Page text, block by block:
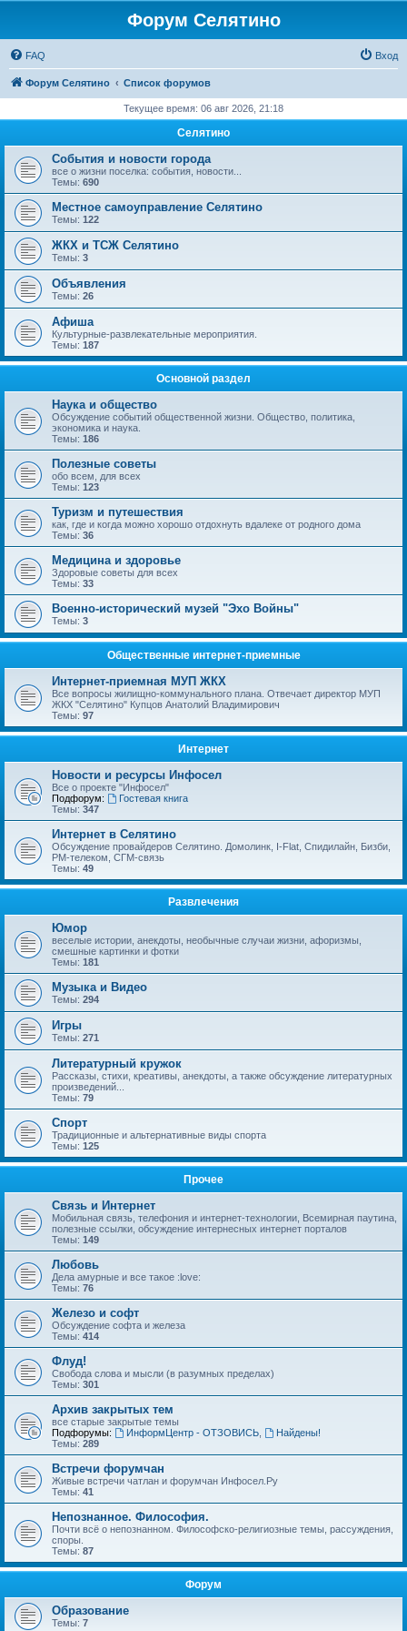
Форум Селятино
FAQ Вход
Форум Селятино Список форумов
Текущее время: 06 авг 2026, 21:18
Селятино
События и новости города
все о жизни поселка: события, новости...
Темы: 690
Местное самоуправление Селятино
Темы: 122
ЖКХ и ТСЖ Селятино
Темы: 3
Объявления
Темы: 26
Афиша
Культурные-развлекательные мероприятия.
Темы: 187
Основной раздел
Наука и общество
Обсуждение событий общественной жизни. Общество, политика,
экономика и наука.
Темы: 186
Полезные советы
обо всем, для всех
Темы: 123
Туризм и путешествия
как, где и когда можно хорошо отдохнуть вдалеке от родного дома
Темы: 36
Медицина и здоровье
Здоровые советы для всех
Темы: 33
Военно-исторический музей "Эхо Войны"
Темы: 3
Общественные интернет-приемные
Интернет-приемная МУП ЖКХ
Все вопросы жилищно-коммунального плана. Отвечает директор МУП
ЖКХ "Селятино" Купцов Анатолий Владимирович
Темы: 97
Интернет
Новости и ресурсы Инфосел
Все о проекте "Инфосел"
Подфорум:
Гостевая книга
Темы: 347
Интернет в Селятино
Обсуждение провайдеров Селятино. Домолинк, I-Flat, Спидилайн, Бизби,
РМ-телеком, СГМ-связь
Темы: 49
Развлечения
Юмор
веселые истории, анекдоты, необычные случаи жизни, афоризмы,
смешные картинки и фотки
Темы: 181
Музыка и Видео
Темы: 294
Игры
Темы: 271
Литературный кружок
Рассказы, стихи, креативы, анекдоты, а также обсуждение литературных
произведений...
Темы: 79
Спорт
Традиционные и альтернативные виды спорта
Темы: 125
Прочее
Связь и Интернет
Мобильная связь, телефония и интернет-технологии, Всемирная паутина,
полезные ссылки, обсуждение интернесных интернет порталов
Темы: 149
Любовь
Дела амурные и все такое :love:
Темы: 76
Железо и софт
Обсуждение софта и железа
Темы: 414
Флуд!
Свобода слова и мысли (в разумных пределах)
Темы: 301
Архив закрытых тем
все старые закрытые темы
Подфорумы:
ИнформЦентр - ОТЗОВИСЬ,
Найдены!
Темы: 289
Встречи форумчан
Живые встречи чатлан и форумчан Инфосел.Ру
Темы: 41
Непознанное. Философия.
Почти всё о непознанном. Философско-религиозные темы, рассуждения,
споры.
Темы: 87
Форум
Образование
Темы: 7